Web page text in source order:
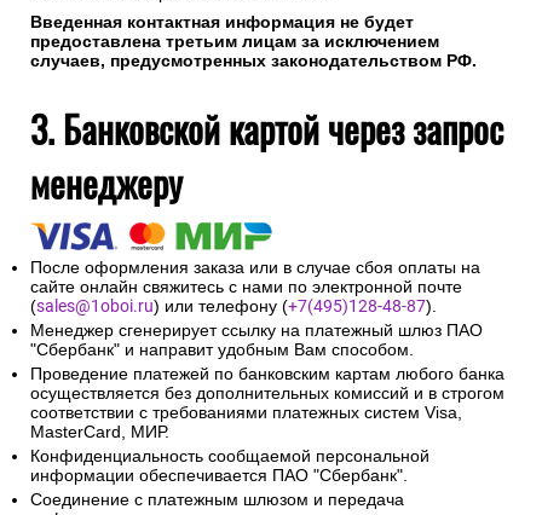
Введенная контактная информация не будет
предоставлена третьим лицам за исключением
случаев, предусмотренных законодательством РФ.
3. Банковской картой через запрос
менеджеру
После оформления заказа или в случае сбоя оплаты на
сайте онлайн свяжитесь с нами по электронной почте
(sales@1oboi.ru) или телефону (+7(495)128-48-87).
Менеджер сгенерирует ссылку на платежный шлюз ПАО
"Сбербанк" и направит удобным Вам способом.
Проведение платежей по банковским картам любого банка
осуществляется без дополнительных комиссий и в строгом
соответствии с требованиями платежных систем Visa,
MasterCard, МИР.
Конфиденциальность сообщаемой персональной
информации обеспечивается ПАО "Сбербанк".
Соединение с платежным шлюзом и передача